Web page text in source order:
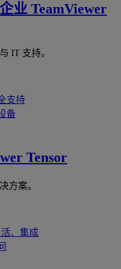
业 TeamViewer
IT 支持。
支持
备
Tensor
方案。
、集成